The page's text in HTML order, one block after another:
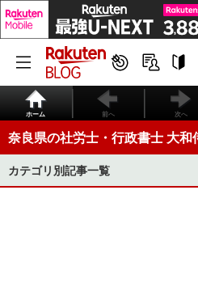
ホーム 前へ 次へ
奈良県の社労士・行政書士 大和
カテゴリ別記事一覧